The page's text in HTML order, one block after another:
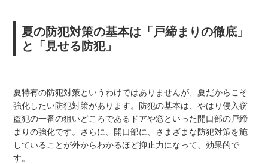
夏の防犯対策の基本は「戸締まりの徹底」
と「見せる防犯」
夏特有の防犯対策というわけではありませんが、夏だからこそ
強化したい防犯対策があります。防犯の基本は、やはり侵入窃
盗犯の一番の狙いどころであるドアや窓といった開口部の戸締
まりの強化です。さらに、開口部に、さまざまな防犯対策を施
していることが外からわかるほど抑止力になって、効果的で
す。